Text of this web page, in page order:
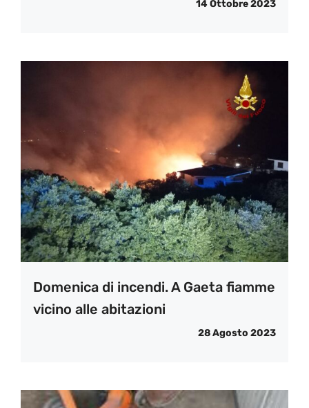
14 Ottobre 2023
Domenica di incendi. A Gaeta fiamme
vicino alle abitazioni
28 Agosto 2023